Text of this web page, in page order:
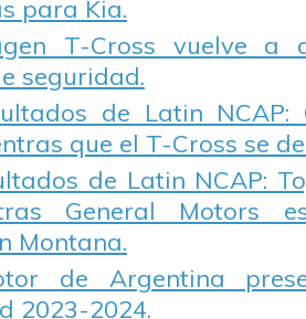
para Kia.
T-Cross vuelve a
seguridad.
de Latin NCAP:
que el T-Cross se
de Latin NCAP:
General Motors
Montana.
de Argentina
2023-2024.